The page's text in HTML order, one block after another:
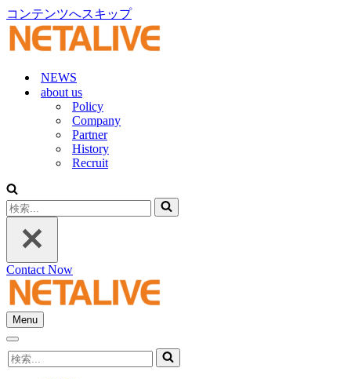
コンテンツへスキップ
NEWS
about us
Policy
Company
Partner
History
Recruit
検
索...
Contact Now
Menu
ナ
ゲ
ナ
ビ
検
索...